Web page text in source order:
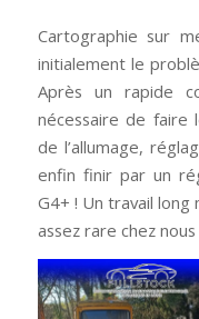
Cartographie sur
initialement le
Après un rapide
nécessaire de faire
de l’allumage,
enfin finir par un
G4+ ! Un travail
assez rare chez nous